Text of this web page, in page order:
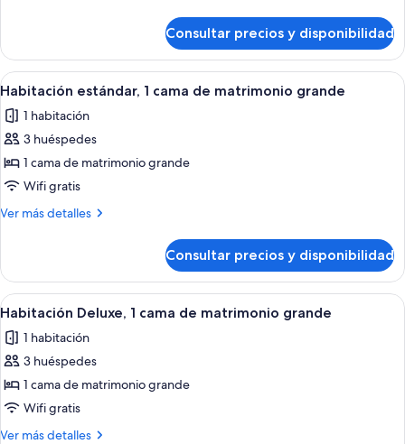
de
matrimonio
grande
Premium,
cama
matrimonio
grande
Consultar precios y disponibilidad
Abrir
todas
las
fotos
de
Habitación
estándar,
de
matrimonio
grande
Ropa de cama de alta calidad,
3
Habitación estándar, 1 cama de matrimonio grande
1 habitación
3 huéspedes
1 cama de matrimonio grande
Wifi gratis
Ver más detalles
Más
estándar,
cama
matrimonio
grande
Consultar precios y disponibilidad
Abrir
todas
las
fotos
de
Habitación
Deluxe,
Ropa de cama de alta calidad,
3
Habitación Deluxe, 1 cama de matrimonio grande
1 habitación
3 huéspedes
1 cama de matrimonio grande
Wifi gratis
Ver más detalles
Más